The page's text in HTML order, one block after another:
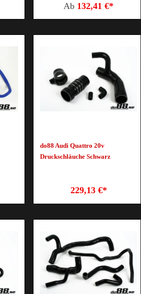
Ab 132,41 €*
do88 Audi Quattro 20v
Druckschläuche Schwarz
229,13 €*